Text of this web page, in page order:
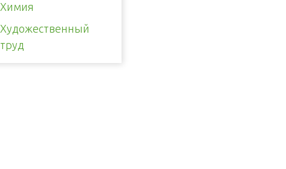
Химия
Художественный
труд